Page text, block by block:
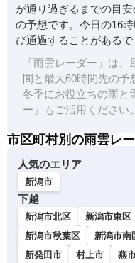
が通り過ぎるまでの目
の予想です。今日の16
び通過することがあるで
「雨雲レーダー」は
間と最大60時間先の予
冬季にお役立ちの雨と
ー」もご活用ください。
市区町村別の雨雲レ
人気のエリア
新潟市
下越
新潟市北区 新潟市東区
新潟市秋葉区
新潟市南
新発田市
村上市 燕